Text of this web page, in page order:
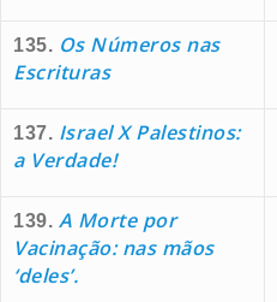
135. Os Números nas
Escrituras
137. Israel X Palestinos:
a Verdade!
139. A Morte por
Vacinação: nas mãos
‘deles’.